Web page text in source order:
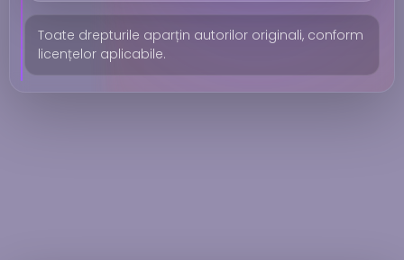
Toate drepturile aparțin autorilor originali, conform
licențelor aplicabile.